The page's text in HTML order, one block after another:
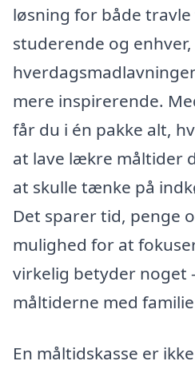
løsning for både travle
studerende og
mere inspirerende.
får du i én pakke alt,
at lave lækre måltider
at skulle tænke på
Det sparer tid, penge
mulighed for at
virkelig betyder noget
måltiderne med
En måltidskasse er